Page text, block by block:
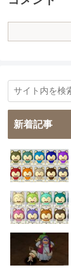
新着記事